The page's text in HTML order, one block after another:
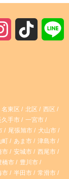
a
g
r
o
k
名東区 北区
西区
久手市
一宮市
尾張旭市
犬山市
町 あま市
津島市
市 安城市
西尾市
橋市
豊川市
市 半田市
常滑市